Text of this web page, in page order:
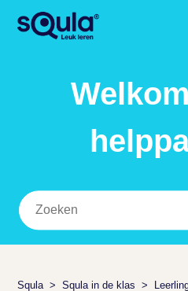
Squla Squla in de klas